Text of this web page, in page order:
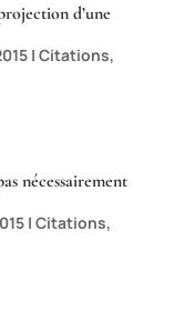
d’une
| Citations,
nécessairement
| Citations,